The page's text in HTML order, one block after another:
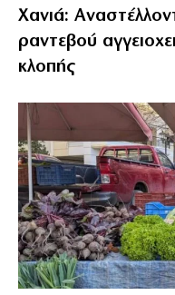
Χανιά:
ραντεβού
κλοπής